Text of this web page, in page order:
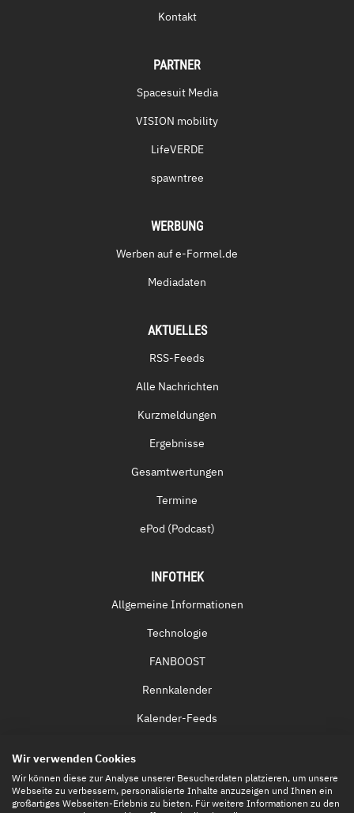
Kontakt
PARTNER
Spacesuit Media
VISION mobility
LifeVERDE
spawntree
WERBUNG
Werben auf e-Formel.de
Mediadaten
AKTUELLES
RSS-Feeds
Alle Nachrichten
Kurzmeldungen
Ergebnisse
Gesamtwertungen
Termine
ePod (Podcast)
INFOTHEK
Allgemeine Informationen
Technologie
FANBOOST
Rennkalender
Kalender-Feeds
Eintrittskarten
Wir verwenden Cookies
Wir können diese zur Analyse unserer Besucherdaten platzieren, um unsere
Webseite zu verbessern, personalisierte Inhalte anzuzeigen und Ihnen ein
großartiges Webseiten-Erlebnis zu bieten. Für weitere Informationen zu den